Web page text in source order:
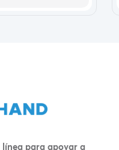
línea para apoyar a